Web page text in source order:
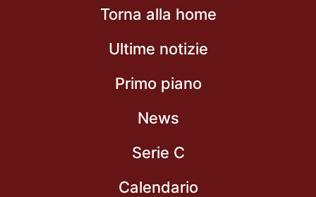
Torna alla home
Ultime notizie
Primo piano
News
Serie C
Calendario